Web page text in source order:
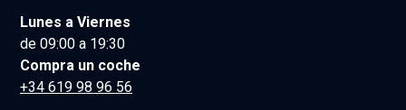
Lunes a Viernes
de 09:00 a 19:30
Compra un coche
+34 619 98 96 56